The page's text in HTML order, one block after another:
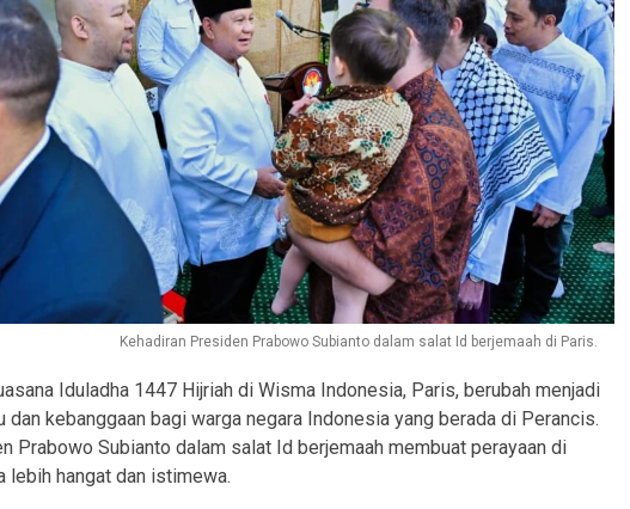
Kehadiran Presiden Prabowo Subianto dalam salat Id berjemaah di Paris.
Iduladha 1447 Hijriah di Wisma Indonesia, Paris, berubah menjadi
dan kebanggaan bagi warga negara Indonesia yang berada di Perancis.
Prabowo Subianto dalam salat Id berjemaah membuat perayaan di
lebih hangat dan istimewa.